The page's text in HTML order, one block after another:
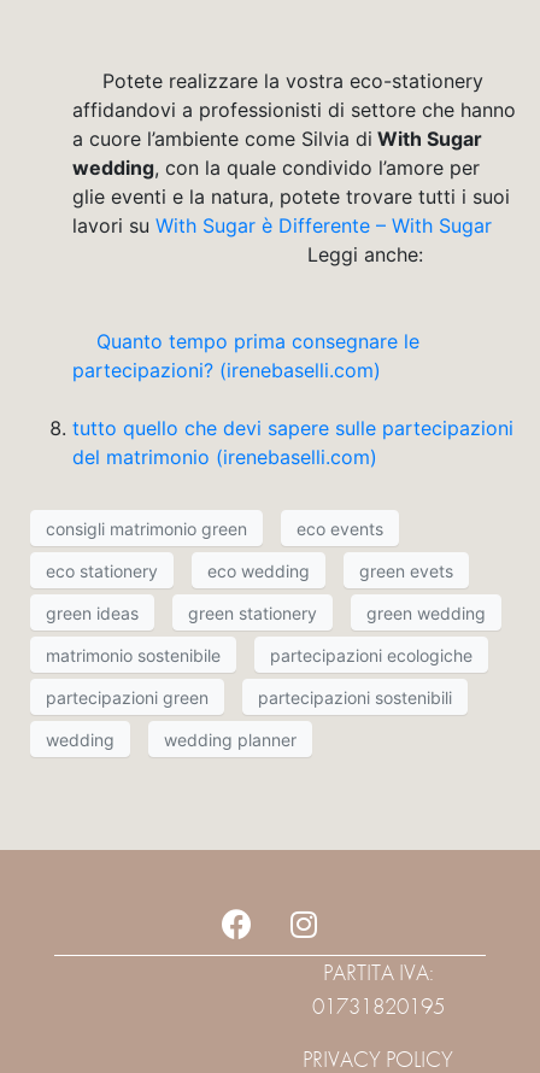
Potete realizzare la vostra eco-stationery
affidandovi a professionisti di settore che hanno
a cuore l’ambiente come Silvia di With Sugar
wedding, con la quale condivido l’amore per
glie eventi e la natura, potete trovare tutti i suoi
lavori su With Sugar è Differente – With Sugar
Leggi anche:
Quanto tempo prima consegnare le
partecipazioni? (irenebaselli.com)
tutto quello che devi sapere sulle partecipazioni
del matrimonio (irenebaselli.com)
consigli matrimonio green eco events
eco stationery eco wedding green evets
green ideas green stationery green wedding
matrimonio sostenibile partecipazioni ecologiche
partecipazioni green partecipazioni sostenibili
wedding wedding planner
PARTITA IVA:
01731820195
PRIVACY POLICY